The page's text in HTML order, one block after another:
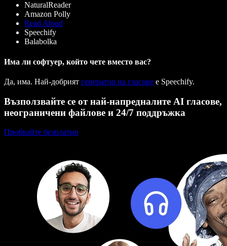
NaturalReader
Amazon Polly
Read Aloud
Speechify
Balabolka
Има ли софтуер, който чете вместо вас?
Да, има. Най-добрият генератор на гласове е Speechify.
Възползвайте се от най-напредналите AI гласове,
неограничени файлове и 24/7 поддръжка
Пробвайте безплатно